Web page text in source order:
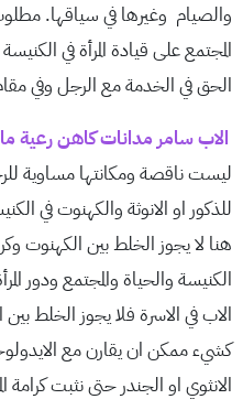
والصيام وغيرها في سياقها.
المجتمع على قيادة المرأة في
الحق في الخدمة مع الرجل وفي
الاب سامر مدانات كاهن رعية
ليست ناقصة ومكانتها مساوية
للذكور او الانوثة والكهنوت في
هنا لا يجوز الخلط بين الكهنوت
الكنيسة والحياة والمجتمع ودور
الاب في الاسرة فلا يجوز الخلط
كشيء ممكن ان يقارن مع
الانثوي او الجندر حتى نثبت كرامة